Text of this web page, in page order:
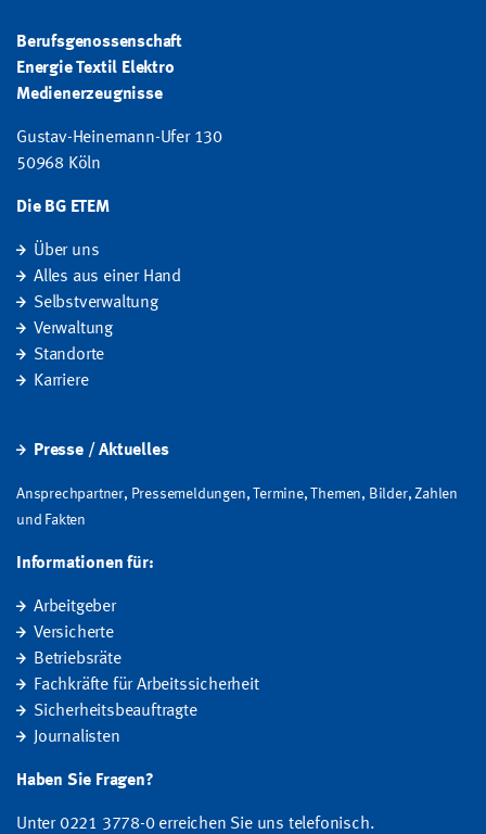
Berufsgenossenschaft
Energie Textil Elektro
Medienerzeugnisse
Gustav-Heinemann-Ufer 130
50968 Köln
Die BG ETEM
Über uns
Alles aus einer Hand
Selbstverwaltung
Verwaltung
Standorte
Karriere
Presse / Aktuelles
Ansprechpartner, Pressemeldungen, Termine, Themen, Bilder, Zahlen
und Fakten
Informationen für:
Arbeitgeber
Versicherte
Betriebsräte
Fachkräfte für Arbeitssicherheit
Sicherheitsbeauftragte
Journalisten
Haben Sie Fragen?
Unter 0221 3778-0 erreichen Sie uns telefonisch.